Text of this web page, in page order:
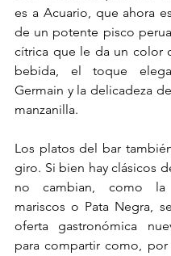
es a Acuario, que ahora
de un potente pisco
cítrica que le da un color
bebida, el toque
Germain y la delicadeza
manzanilla.
Los platos del bar
giro. Si bien hay clásicos
no cambian, como
mariscos o Pata Negra,
oferta gastronómica
para compartir como,